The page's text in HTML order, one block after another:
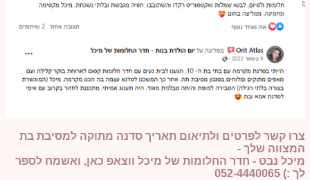
צרו קשר לפרטים ולתיאום תאריך סדנה מתוקה למסיבת בת
המצווה שלך -
מיכל נבט - חדר החלומות של מיכל ווצאפ כאן, ואשמח לספר
לך :) 052-4440065